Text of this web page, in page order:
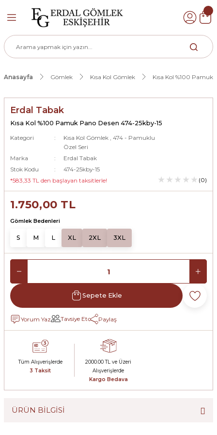
Geri Dön
Anasayfa Gömlek Kısa Kol Gömlek Kısa Kol %100 Pamuk
Erdal Tabak
Kısa Kol %100 Pamuk Pano Desen 474-25kby-15
Kategori
Kısa Kol Gömlek ,474 - Pamuklu
Özel Seri
Marka
Erdal Tabak
Stok Kodu
474-25kby-15
*583,33 TL den başlayan taksitlerle!
(0)
1.750,00 TL
Gömlek Bedenleri
S M L XL 2XL 3XL
Sepete Ekle
Yorum Yaz Tavsiye Et Paylaş
Tüm Alışverişlerde
3 Taksit
2000.00 TL ve Üzeri
Alışverişlerde
Kargo Bedava
ÜRÜN BİLGİSİ